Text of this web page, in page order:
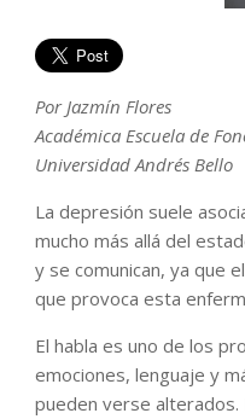
Por Jazmín Flores
Académica Escuela de
Universidad Andrés Bello
La depresión suele
mucho más allá del
y se comunican, ya que
que provoca esta
El habla es uno de los
emociones, lenguaje y
pueden verse alterados.